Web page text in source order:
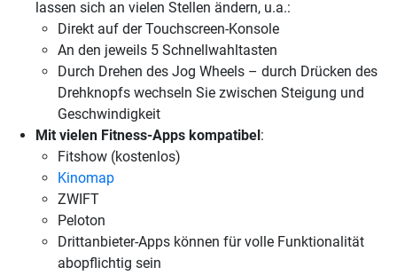
lassen sich an vielen Stellen ändern, u.a.:
Direkt auf der Touchscreen-Konsole
An den jeweils 5 Schnellwahltasten
Durch Drehen des Jog Wheels – durch Drücken des
Drehknopfs wechseln Sie zwischen Steigung und
Geschwindigkeit
Mit vielen Fitness-Apps kompatibel:
Fitshow (kostenlos)
Kinomap
ZWIFT
Peloton
Drittanbieter-Apps können für volle Funktionalität
abopflichtig sein